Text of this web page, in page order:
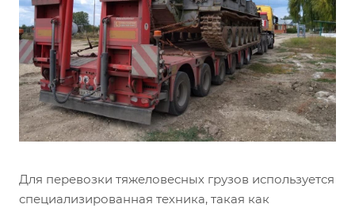
Для перевозки тяжеловесных грузов используется
специализированная техника, такая как